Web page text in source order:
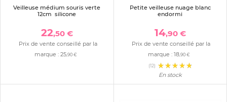
Veilleuse médium souris verte
12cm silicone
22,50 €
Prix de vente conseillé par la
marque :25,90 €
Petite veilleuse nuage blanc
endormi
14,90 €
Prix de vente conseillé par la
marque :18,90 €
(12)
En stock